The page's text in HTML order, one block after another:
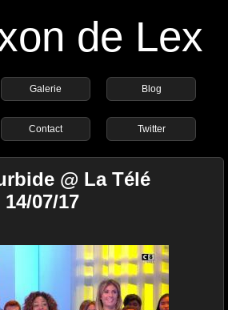
de Lex
Galerie Blog
Contact Twitter
@ La Télé
07/17